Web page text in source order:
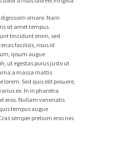
ornare. Nam
sit amet tempus.
tincidunt enim, sed
facilisis, risus id
ipsum augue
ut egestas purus justo ut
a massa mattis
Sed quis elit posuere,
ex. In in pharetra
eros. Nullam venenatis
tempus augue
semper pretium eros nec